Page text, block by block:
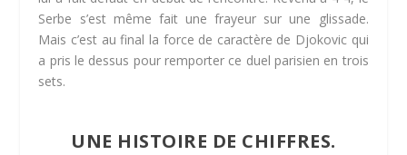
Serbe s’est même fait une frayeur sur une glissade.
Mais c’est au final la force de caractère de Djokovic qui
a pris le dessus pour remporter ce duel parisien en trois
sets.
UNE HISTOIRE DE CHIFFRES.